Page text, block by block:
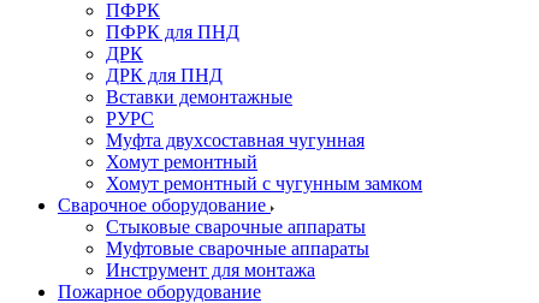
ПФРК
ПФРК для ПНД
ДРК
ДРК для ПНД
Вставки демонтажные
РУРС
Муфта двухсоставная чугунная
Хомут ремонтный
Хомут ремонтный с чугунным замком
Сварочное оборудование
Стыковые сварочные аппараты
Муфтовые сварочные аппараты
Инструмент для монтажа
Пожарное оборудование